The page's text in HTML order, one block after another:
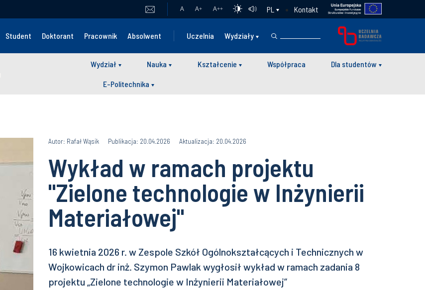
A A+ A++ PL Kontakt
Student Doktorant Pracownik Absolwent Uczelnia Wydziały
Wydział Nauka Kształcenie Współpraca Dla studentów
E-Politechnika
Autor: Rafał Wąsik Publikacja: 20.04.2026 Aktualizacja: 20.04.2026
Wykład w ramach projektu
"Zielone technologie w Inżynierii
Materiałowej"
16 kwietnia 2026 r. w Zespole Szkół Ogólnokształcących i Technicznych w
Wojkowicach dr inż. Szymon Pawlak wygłosił wykład w ramach zadania 8
projektu „Zielone technologie w Inżynierii Materiałowej”